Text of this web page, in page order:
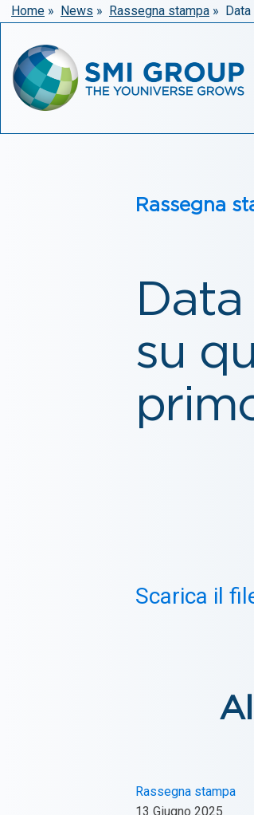
Home » News » Rassegna stampa »
Rassegna
su
Scarica il
Rassegna stampa
13 Giugno 2025